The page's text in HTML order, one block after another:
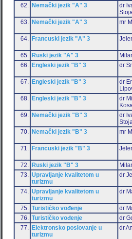
62.
Nemački jezik "A" 3
dr
63.
Nemački jezik "A" 3 mr
64. Francuski jezik "A" 3
65. Ruski jezik "A" 3
66.
Engleski jezik "B" 3 dr
67. Engleski jezik "B" 3
dr
68.
Engleski jezik "B" 3
dr
69.
Nemački jezik "B" 3
dr
70.
Nemački jezik "B" 3 mr
71. Francuski jezik "B" 3
72. Ruski jezik "B" 3
73.
Upravljanje kvalitetom u
turizmu
dr
74.
Upravljanje kvalitetom u
turizmu
dr
75. Turističko vođenje
dr
76.
Turističko vođenje
dr
77.
Elektronsko poslovanje u
turizmu
dr